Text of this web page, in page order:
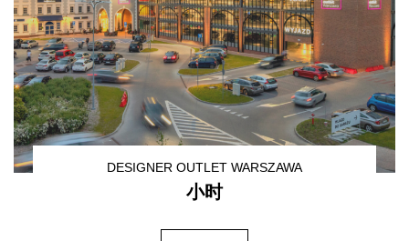
DESIGNER OUTLET WARSZAWA
小时